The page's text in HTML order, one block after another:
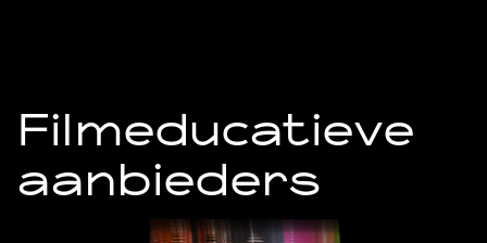
Filmeducatieve
aanbieders